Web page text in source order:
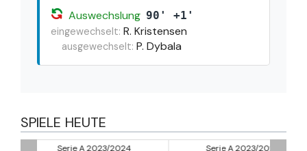
Auswechslung 90' +1'
eingewechselt: R. Kristensen
ausgewechselt: P. Dybala
SPIELE HEUTE
Serie A 2023/2024 Serie A 2023/2024